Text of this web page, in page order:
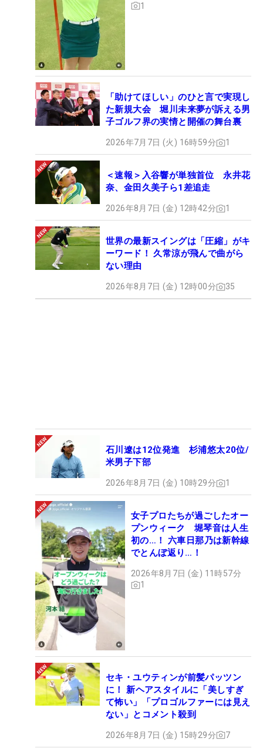
1
「助けてほしい」のひと言で実現し
た新規大会 堀川未来夢が訴える男
子ゴルフ界の実情と開催の舞台裏
2026年7月7日 (火) 16時59分 1
＜速報＞入谷響が単独首位 永井花
奈、金田久美子ら1差追走
2026年8月7日 (金) 12時42分 1
世界の最新スイングは「圧縮」がキ
ーワード！ 久常涼が飛んで曲がら
ない理由
2026年8月7日 (金) 12時00分 35
石川遼は12位発進 杉浦悠太20位/
米男子下部
2026年8月7日 (金) 10時29分 1
女子プロたちが過ごしたオー
プンウィーク 堀琴音は人生
初の…！ 六車日那乃は新幹線
でとんぼ返り…！
2026年8月7日 (金) 11時57分
1
セキ・ユウティンが前髪パッツン
に！ 新ヘアスタイルに「美しすぎ
て怖い」「プロゴルファーには見え
ない」とコメント殺到
2026年8月7日 (金) 15時29分 7